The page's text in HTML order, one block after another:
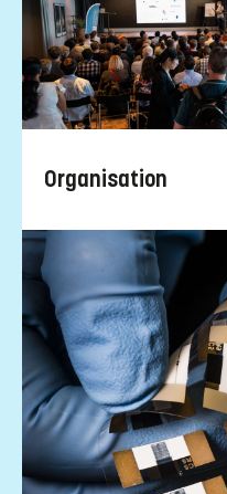
Organisation